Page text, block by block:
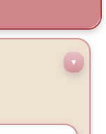
▼